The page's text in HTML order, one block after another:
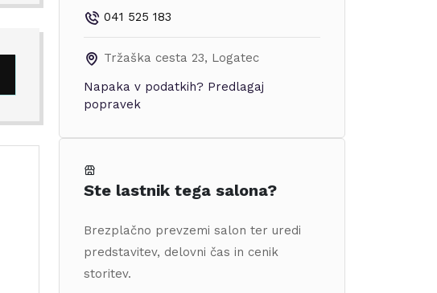
041 525 183
Tržaška cesta 23, Logatec
Napaka v podatkih? Predlagaj
popravek
Ste lastnik tega salona?
Brezplačno prevzemi salon ter uredi
predstavitev, delovni čas in cenik
storitev.